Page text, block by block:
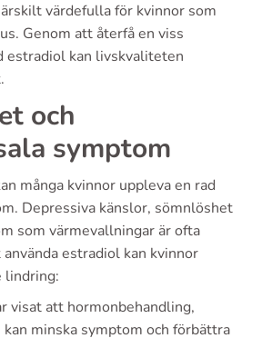
värdefulla för kvinnor som
Genom att återfå en viss
estradiol kan livskvaliteten
och
symptom
många kvinnor uppleva en rad
Depressiva känslor, sömnlöshet
som värmevallningar är ofta
estradiol kan kvinnor
lindring:
visat att hormonbehandling,
minska symptom och förbättra